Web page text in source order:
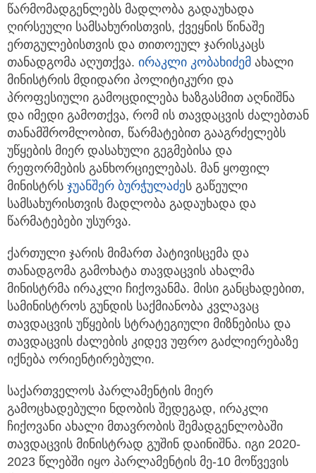
წარმომადგენლებს მადლობა გადაუხადა
ღირსეული სამსახურისთვის, ქვეყნის წინაშე
ერთგულებისთვის და თითოეულ ჯარისკაცს
თანადგომა აღუთქვა. ირაკლი კობახიძემ ახალი
მინისტრის მდიდარი პოლიტიკური და
პროფესიული გამოცდილება ხაზგასმით აღნიშნა
და იმედი გამოთქვა, რომ ის თავდაცვის ძალებთან
თანამშრომლობით, წარმატებით გააგრძელებს
უწყების მიერ დასახული გეგმებისა და
რეფორმების განხორციელებას. მან ყოფილ
მინისტრს ჯუანშერ ბურჭულაძეს გაწეული
სამსახურისთვის მადლობა გადაუხადა და
წარმატებები უსურვა.
ქართული ჯარის მიმართ პატივისცემა და
თანადგომა გამოხატა თავდაცვის ახალმა
მინისტრმა ირაკლი ჩიქოვანმა. მისი განცხადებით,
სამინისტროს გუნდის საქმიანობა კვლავაც
თავდაცვის უწყების სტრატეგიული მიზნებისა და
თავდაცვის ძალების კიდევ უფრო გაძლიერებაზე
იქნება ორიენტირებული.
საქართველოს პარლამენტის მიერ
გამოცხადებული ნდობის შედეგად, ირაკლი
ჩიქოვანი ახალი მთავრობის შემადგენლობაში
თავდაცვის მინისტრად გუშინ დაინიშნა. იგი 2020-
2023 წლებში იყო პარლამენტის მე-10 მოწვევის